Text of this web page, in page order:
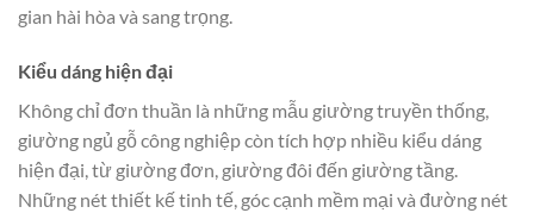
gian hài hòa và sang trọng.
Kiểu dáng hiện đại
Không chỉ đơn thuần là những mẫu giường truyền thống,
giường ngủ gỗ công nghiệp còn tích hợp nhiều kiểu dáng
hiện đại, từ giường đơn, giường đôi đến giường tầng.
Những nét thiết kế tinh tế, góc cạnh mềm mại và đường nét